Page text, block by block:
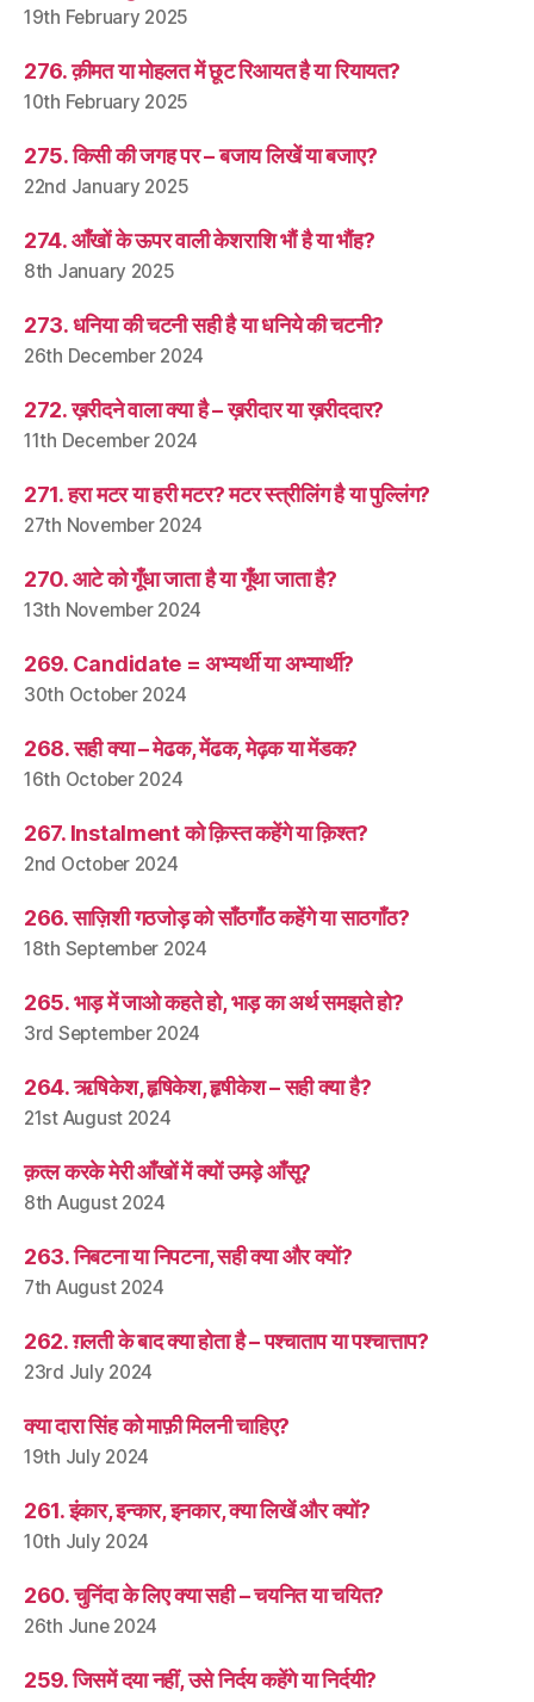
19th February 2025
276. क़ीमत या मोहलत में छूट रिआयत है या रियायत?
10th February 2025
275. किसी की जगह पर – बजाय लिखें या बजाए?
22nd January 2025
274. आँखों के ऊपर वाली केशराशि भौं है या भौंह?
8th January 2025
273. धनिया की चटनी सही है या धनिये की चटनी?
26th December 2024
272. ख़रीदने वाला क्या है – ख़रीदार या ख़रीददार?
11th December 2024
271. हरा मटर या हरी मटर? मटर स्त्रीलिंग है या पुल्लिंग?
27th November 2024
270. आटे को गूँधा जाता है या गूँथा जाता है?
13th November 2024
269. Candidate = अभ्यर्थी या अभ्यार्थी?
30th October 2024
268. सही क्या – मेढक, मेंढक, मेढ़क या मेंडक?
16th October 2024
267. Instalment को क़िस्त कहेंगे या क़िश्त?
2nd October 2024
266. साज़िशी गठजोड़ को साँठगाँठ कहेंगे या साठगाँठ?
18th September 2024
265. भाड़ में जाओ कहते हो, भाड़ का अर्थ समझते हो?
3rd September 2024
264. ऋषिकेश, हृषिकेश, हृषीकेश – सही क्या है?
21st August 2024
क़त्ल करके मेरी आँखों में क्यों उमड़े आँसू?
8th August 2024
263. निबटना या निपटना, सही क्या और क्यों?
7th August 2024
262. ग़लती के बाद क्या होता है – पश्चाताप या पश्चात्ताप?
23rd July 2024
क्या दारा सिंह को माफ़ी मिलनी चाहिए?
19th July 2024
261. इंकार, इन्कार, इनकार, क्या लिखें और क्यों?
10th July 2024
260. चुनिंदा के लिए क्या सही – चयनित या चयित?
26th June 2024
259. जिसमें दया नहीं, उसे निर्दय कहेंगे या निर्दयी?